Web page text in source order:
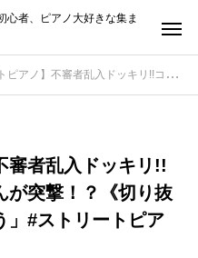
心者、ピアノ大好きな集ま
キリ!!コンサートにおっちゃんが突撃！？《切り抜き》「上を向いて歩こう」#ストリートピアノ #スミワタル
審者乱入ドッキリ!!
が突撃！？《切り抜
」#ストリートピア